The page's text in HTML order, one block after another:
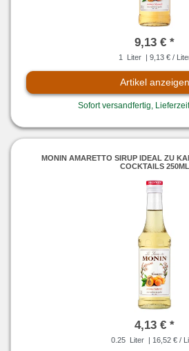
9,13 € *
1 Liter | 9,13 € /
Artikel anzeigen
Sofort versandfertig,
MONIN AMARETTO SIRUP IDEAL ZU
COCKTAILS 250ML
4,13 € *
0.25 Liter | 16,52 € /